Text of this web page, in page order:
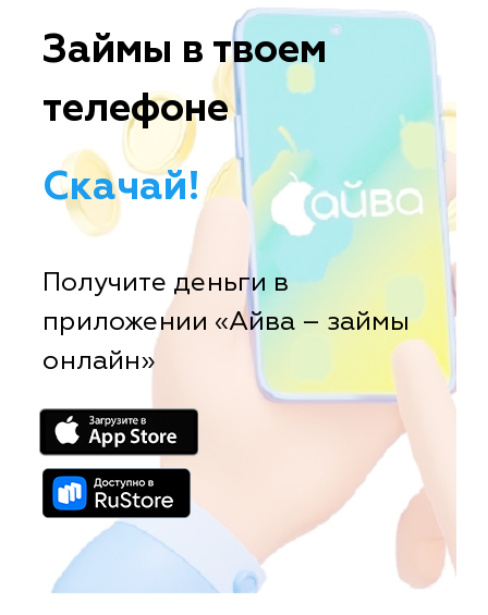
Займы в твоем
телефоне
Скачай!
Получите деньги в
приложении «Айва – займы
онлайн»